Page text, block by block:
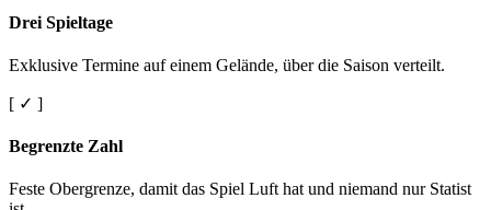
Drei Spieltage
Exklusive Termine auf einem Gelände, über die Saison verteilt.
[ ✓ ]
Begrenzte Zahl
Feste Obergrenze, damit das Spiel Luft hat und niemand nur Statist